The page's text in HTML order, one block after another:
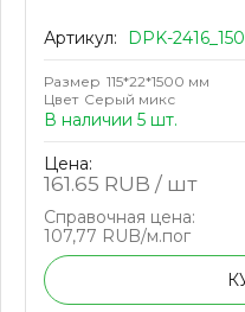
Артикул: DPK-
Размер 115*22*1500 мм
Цвет Серый микс
В наличии 5 шт.
Цена:
161.65 RUB / шт
Справочная цена:
107,77 RUB/м.пог